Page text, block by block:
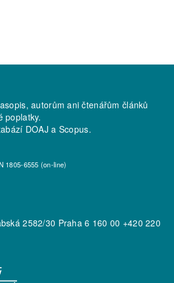
autorům ani čtenářům článků
poplatky.
DOAJ a Scopus.
1805-6555 (on-line)
2582/30 Praha 6 160 00 +420 220